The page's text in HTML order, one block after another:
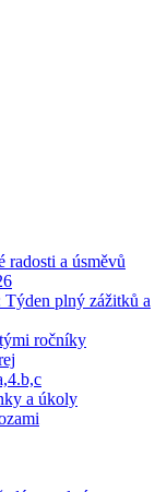
radosti a úsměvů
Týden plný zážitků a
ročníky
a úkoly